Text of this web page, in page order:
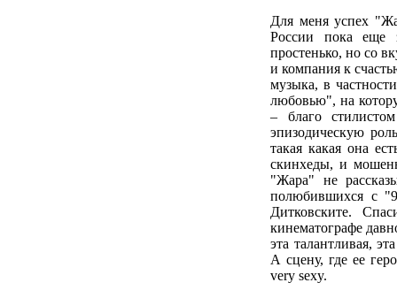
Для меня успех
России пока еще
простенько, но со
и компания к
музыка, в
любовью", на
– благо
эпизодическую
такая какая она
скинхеды, и
"Жара" не
полюбившихся с
Дитковските.
кинематографе
эта талантливая,
А сцену, где ее
very sexy.